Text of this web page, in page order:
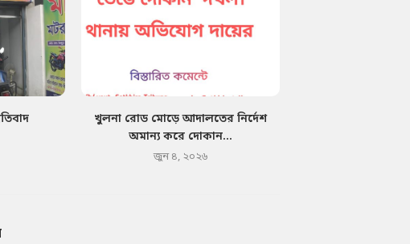
খুলনা রোড মোড়ে আদালতের নির্দেশ
অমান্য করে দোকান...
জুন ৪, ২০২৬